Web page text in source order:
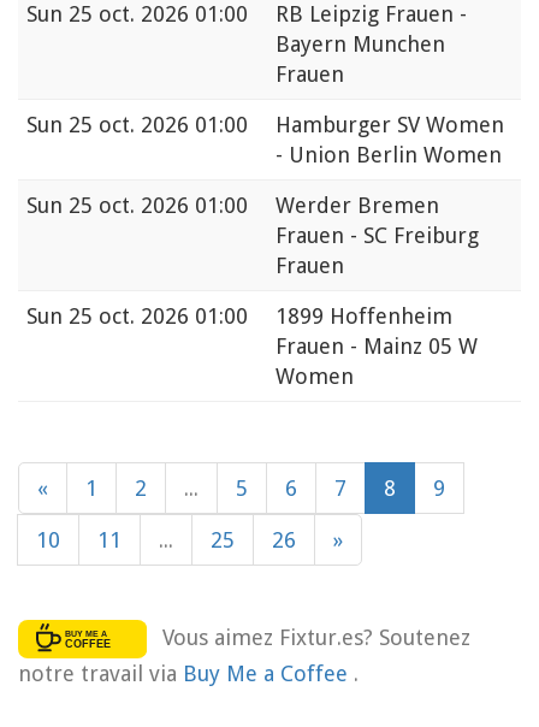
Sun 25 oct. 2026 01:00
RB Leipzig Frauen -
Bayern Munchen
Frauen
Sun 25 oct. 2026 01:00
Hamburger SV Women
- Union Berlin Women
Sun 25 oct. 2026 01:00
Werder Bremen
Frauen - SC Freiburg
Frauen
Sun 25 oct. 2026 01:00
1899 Hoffenheim
Frauen - Mainz 05 W
Women
« 1 2 ... 5 6 7 8 9
10 11 ... 25 26 »
Vous aimez Fixtur.es? Soutenez
notre travail via Buy Me a Coffee .